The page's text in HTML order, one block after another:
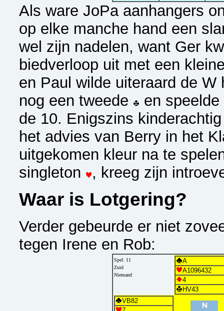
Als ware JoPa aanhangers
op elke manche hand een
wel zijn nadelen, want Ger
biedverloop uit met een
en Paul wilde uiteraard de W
nog een tweede
en speelde
de 10. Enigszins
het advies van Berry in het
uitgekomen kleur na te
singleton
, kreeg zijn
Waar is Lotgering?
Verder gebeurde er niet
tegen Irene en Rob:
Spel: 11
Zuid
Niemand
A
A1096432
4
HV43
VB82